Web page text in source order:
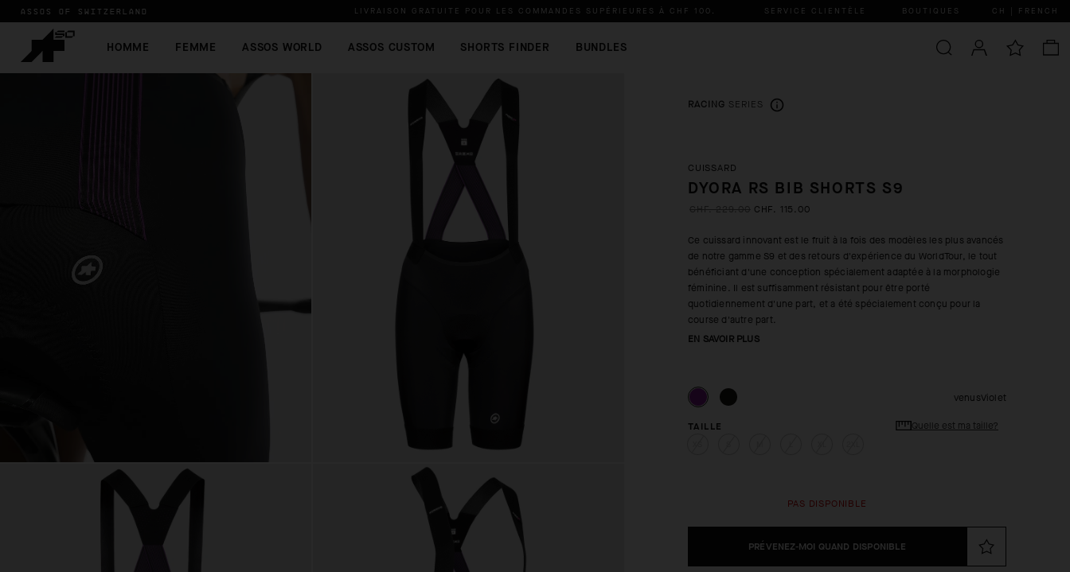
ASSOS OF SWITZERLAND LIVRAISON GRATUITE POUR LES COMMANDES SUPÉRIEURES À CHF 100 . SERVICE CLIENTÈLE BOUTIQUES CH | FRENCH
HOMME FEMME ASSOS WORLD ASSOS CUSTOM SHORTS FINDER BUNDLES
RACING SERIES
CUISSARD
DYORA RS BIB SHORTS S9
CHF. 115.00
Ce cuissard innovant est le fruit à la fois des modèles les plus avancés
de notre gamme S9 et des retours d'expérience du WorldTour, le tout
bénéficiant d'une conception spécialement adaptée à la morphologie
féminine. Il est suffisamment résistant pour être porté
quotidiennement d'une part, et a été spécialement conçu pour la
course d'autre part.
EN SAVOIR PLUS
venusViolet
TAILLE Quelle est ma taille?
PAS DISPONIBLE
PRÉVENEZ-MOI QUAND DISPONIBLE